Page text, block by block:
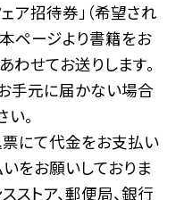
ア招待券」（希望され
本ページより書籍をお
わせてお送りします。
手元に届かない場合
。
にて代金をお支払い
をお願いしておりま
ストア、郵便局、銀行